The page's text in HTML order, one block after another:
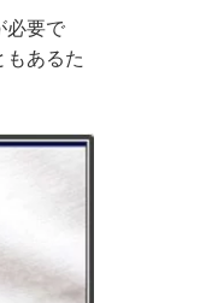
必要で
もあるた